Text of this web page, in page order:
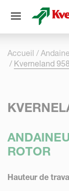
Accueil
Kverneland
ROTOR
Hauteur de
Panneau de